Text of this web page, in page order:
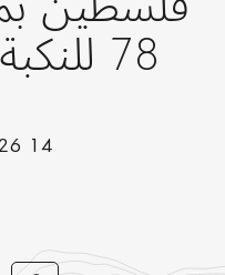
78 للنكبة الفلسطينية
14 May 2026